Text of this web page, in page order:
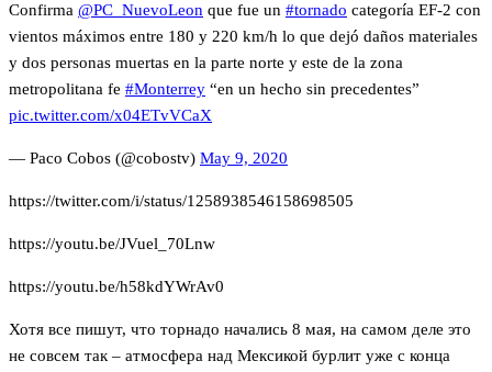
Confirma @PC_NuevoLeon que fue un #tornado categoría EF-2 con
vientos máximos entre 180 y 220 km/h lo que dejó daños materiales
y dos personas muertas en la parte norte y este de la zona
metropolitana fe #Monterrey “en un hecho sin precedentes”
pic.twitter.com/x04ETvVCaX
— Paco Cobos (@cobostv) May 9, 2020
https://twitter.com/i/status/1258938546158698505
https://youtu.be/JVuel_70Lnw
https://youtu.be/h58kdYWrAv0
Хотя все пишут, что торнадо начались 8 мая, на самом деле это
не совсем так – атмосфера над Мексикой бурлит уже с конца